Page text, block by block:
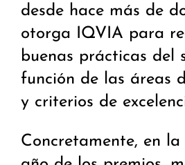
desde hace más de
otorga IQVIA para
buenas prácticas del
función de las áreas
y criterios de
Concretamente, en